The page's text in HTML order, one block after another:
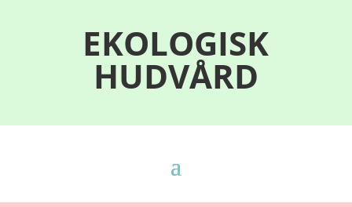
EKOLOGISK
HUDVÅRD